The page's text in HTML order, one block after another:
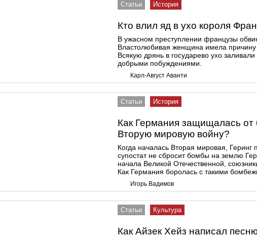
Статьи История
Кто влил яд в ухо короля
В ужасном преступлении французы
Властолюбивая женщина имела причину
Всякую дрянь в государево ухо
добрыми побуждениями.
Карл-Август Аванти
Статьи История
Как Германия защищалась
Вторую мировую войну?
Когда началась Вторая мировая, Геринг
супостат не сбросит бомбы на землю
начала Великой Отечественной,
Как Германия боролась с такими
Игорь Вадимов
Статьи Культура
Как Айзек Хейз написал